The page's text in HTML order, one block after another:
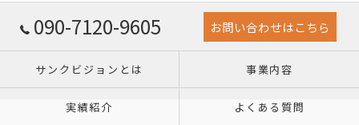
090-7120-9605 お問い合わせはこちら
サンクビジョンとは 事業内容
実績紹介 よくある質問